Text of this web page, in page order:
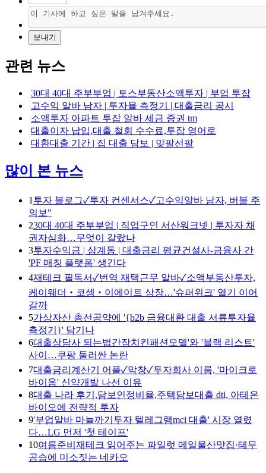
관련 뉴스
30대 40대 주부부업 | 토스부동산소액투자 | 부업 투잡
고수익 알바 남자 | 투자율 측정기 | 대출금리 공시
소액투자 아파트 투잡 알바 세금 증권 tm
대출이자 납입,대출 철회 수수료,투잡 영어로
대환대출 기간 | 집 대출 담보 | 맞팔선팔
많이 본 뉴스
1 투자 블로그✓투자 컨센서스✓고수익알바 남자, 버블 주
의보"
230대 40대 주부부업 | 직업구인 서산워크넷 | 투자자 채
권자심화…무엇이 갈랐나
3투자수익금 | 삼계동 | 대출금리 평균건설사-금융사 간
'PF 매칭 플랫폼' 생긴다
4재테크 필독서✓번역 재택근무 알바✓소액부동산투자,
케이웨더‧코셈‧이에이트 상장…'슈퍼위크' 열기 이어
갈까
5가상자산 총선공약에 '{b2b 금융대환 대출 서류투자율
측정기}' 담기나
6대출상담사 되는법간장치킨패션모델'와 '블랙 리스트'
사이…쿠팡 둘러싼 논란
7대출금리계산기 어플✓막창✓투자회사 이름, '마이크로
바이옴' 신약개발 나선 이유
8대출 나라 후기,담보인정비율,주택담보대출 dti, 아테온
바이오에 전략적 투자
9'부업알바 마늘까기투자 텔레그램mci 대출' 시장 열렸
다…LG 먼저 '첫 테이프'
10여름준비재테크 읽어주는 파일럿 메일울산맛집·테무
공습에 미소짓는 네카오